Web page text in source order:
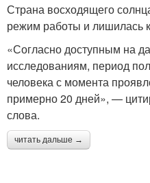
Страна восходящего
режим работы и лишилась
«Согласно доступным на
исследованиям, период
человека с момента
примерно 20 дней», —
слова.
читать дальше →